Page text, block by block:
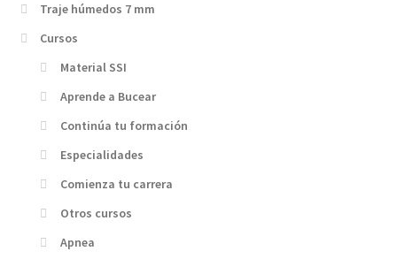
Traje húmedos 7 mm
Cursos
Material SSI
Aprende a Bucear
Continúa tu formación
Especialidades
Comienza tu carrera
Otros cursos
Apnea